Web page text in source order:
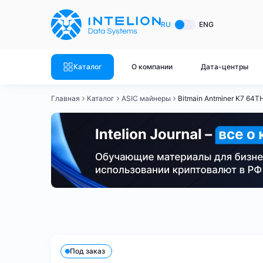
RU ENG
Каталог О компании Дата-центры
ASIC майнеры
Canaan
Innosilicon
Готовый
Готовый
Готовый
Готовый
Готовый
Главная Каталог ASIC майнеры Bitmain Antminer K7
Под заказ